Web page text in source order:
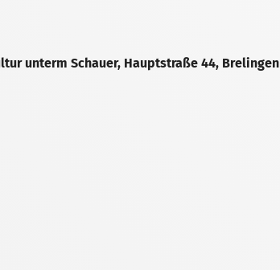
unterm Schauer, Hauptstraße 44, Brelingen